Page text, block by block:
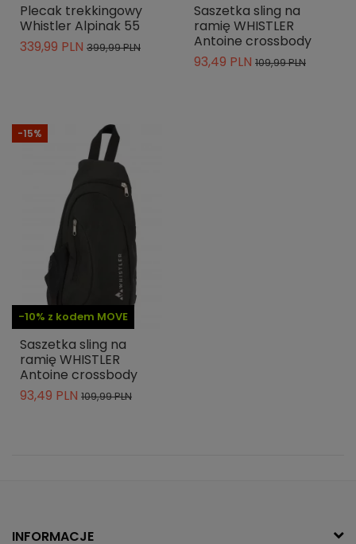
Plecak trekkingowy
Whistler Alpinak 55
339,99 PLN 399,99 PLN
Saszetka sling na
ramię WHISTLER
Antoine crossbody
93,49 PLN 109,99 PLN
-10% z kodem MOVE
-15%
Saszetka sling na
ramię WHISTLER
Antoine crossbody
93,49 PLN 109,99 PLN
INFORMACJE